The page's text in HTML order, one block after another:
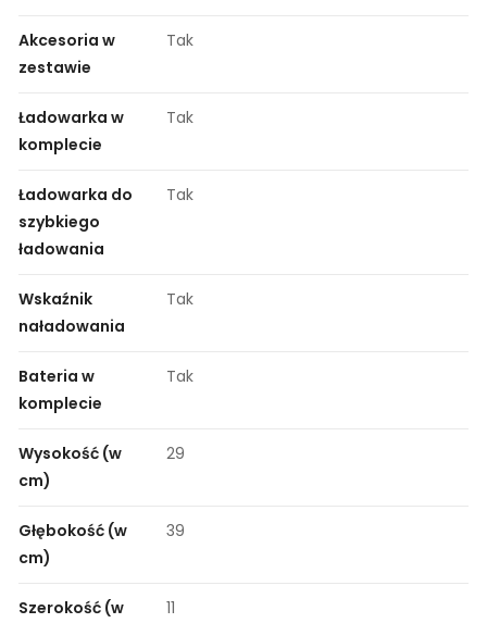
Akcesoria w
zestawie
Tak
Ładowarka w
komplecie
Tak
Ładowarka do
szybkiego
ładowania
Tak
Wskaźnik
naładowania
Tak
Bateria w
komplecie
Tak
Wysokość (w
cm)
29
Głębokość (w
cm)
39
Szerokość (w
11